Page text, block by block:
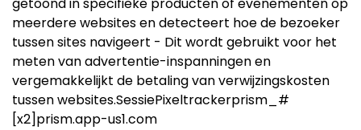
meerdere websites en detecteert hoe de bezoeker
tussen sites navigeert - Dit wordt gebruikt voor het
meten van advertentie-inspanningen en
vergemakkelijkt de betaling van verwijzingskosten
tussen websites.SessiePixeltrackerprism_#
[x2]prism.app-us1.com